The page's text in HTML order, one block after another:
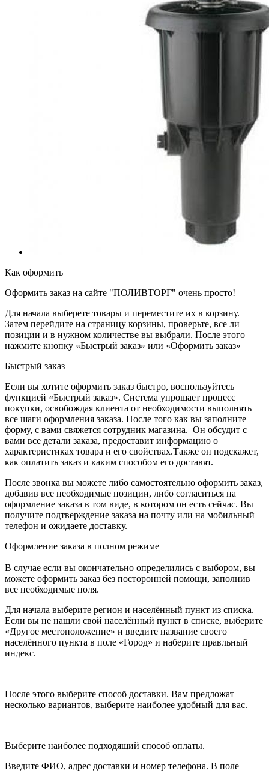
Как оформить
Оформить заказ на сайте "ПОЛИВТОРГ" очень просто!
Для начала выберете товары и переместите их в корзину.
Затем перейдите на страницу корзины, проверьте, все ли
позиции и в нужном количестве вы выбрали. После этого
нажмите кнопку «Быстрый заказ» или «Оформить заказ»
Быстрый заказ
Если вы хотите оформить заказ быстро, воспользуйтесь
функцией «Быстрый заказ». Система упрощает процесс
покупки, освобождая клиента от необходимости выполнять
все шаги оформления заказа. После того как вы заполните
форму, с вами свяжется сотрудник магазина. Он обсудит с
вами все детали заказа, предоставит информацию о
характеристиках товара и его свойствах.Также он подскажет,
как оплатить заказ и каким способом его доставят.
После звонка вы можете либо самостоятельно оформить заказ,
добавив все необходимые позиции, либо согласиться на
оформление заказа в том виде, в котором он есть сейчас. Вы
получите подтверждение заказа на почту или на мобильный
телефон и ожидаете доставку.
Оформление заказа в полном режиме
В случае если вы окончательно определились с выбором, вы
можете оформить заказ без посторонней помощи, заполнив
все необходимые поля.
Для начала выберите регион и населённый пункт из списка.
Если вы не нашли свой населённый пункт в списке, выберите
«Другое местоположение» и введите название своего
населённого пункта в поле «Город» и наберите правльный
индекс.
После этого выберите способ доставки. Вам предложат
несколько вариантов, выберите наиболее удобный для вас.
Выберите наиболее подходящий способ оплаты.
Введите ФИО, адрес доставки и номер телефона. В поле